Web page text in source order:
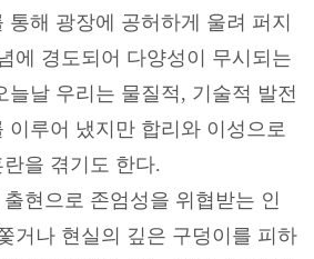
통해 광장에 공허하게 울려 퍼지
에 경도되어 다양성이 무시되는
늘날 우리는 물질적 , 기술적 발전
이루어 냈지만 합리와 이성으로
을 겪기도 한다.
현으로 존엄성을 위협받는 인
거나 현실의 깊은 구덩이를 피하